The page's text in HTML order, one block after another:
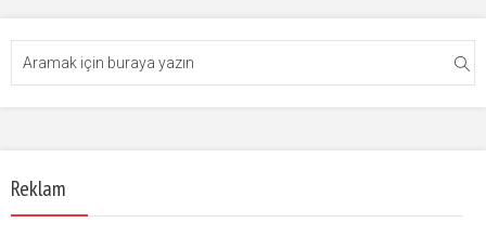
Reklam